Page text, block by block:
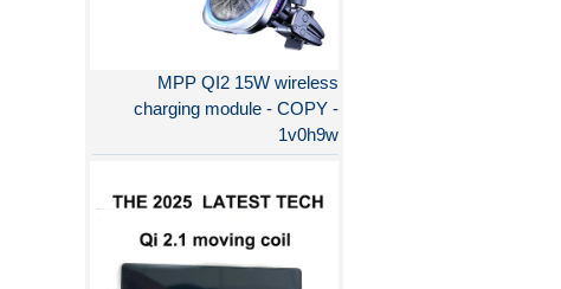
charging module - COPY -
1v0h9w
لماذا QI2 أفضل من QI؟
الفرق بين الشحن السريع PD
والشحن السريع QC